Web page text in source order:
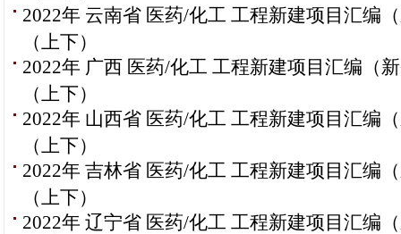
2022年 云南省 医药/化工 工程新建项目汇编
（上下）
2022年 广西 医药/化工 工程新建项目汇编（
（上下）
2022年 山西省 医药/化工 工程新建项目汇编
（上下）
2022年 吉林省 医药/化工 工程新建项目汇编
（上下）
2022年 辽宁省 医药/化工 工程新建项目汇编